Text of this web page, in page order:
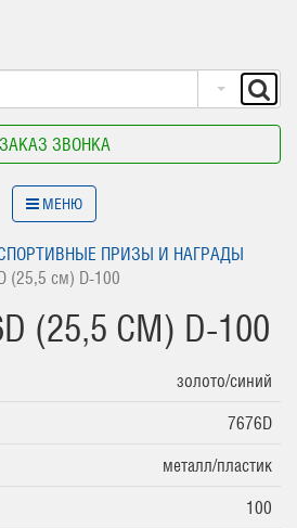
ЗАКАЗ ЗВОНКА
МЕНЮ
ПРИЗЫ И НАГРАДЫ
(25,5 см) D-100
(25,5 СМ) D-100
золото/синий
7676D
металл/пластик
100